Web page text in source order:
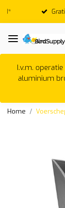
Gratis
I.v.m.
aluminium
Home